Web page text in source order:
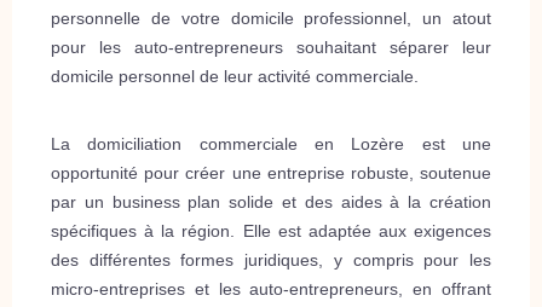
personnelle de votre domicile professionnel, un atout
pour les auto-entrepreneurs souhaitant séparer leur
domicile personnel de leur activité commerciale.
La domiciliation commerciale en Lozère est une
opportunité pour créer une entreprise robuste, soutenue
par un business plan solide et des aides à la création
spécifiques à la région. Elle est adaptée aux exigences
des différentes formes juridiques, y compris pour les
micro-entreprises et les auto-entrepreneurs, en offrant